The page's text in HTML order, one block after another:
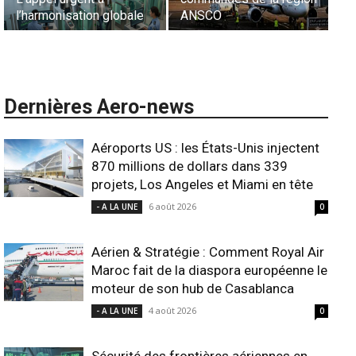
l’harmonisation globale
ANSCO
Dernières Aero-news
Aéroports US : les États-Unis injectent
870 millions de dollars dans 339
projets, Los Angeles et Miami en tête
- A LA UNE 6 août 2026 0
Aérien & Stratégie : Comment Royal Air
Maroc fait de la diaspora européenne le
moteur de son hub de Casablanca
- A LA UNE 4 août 2026 0